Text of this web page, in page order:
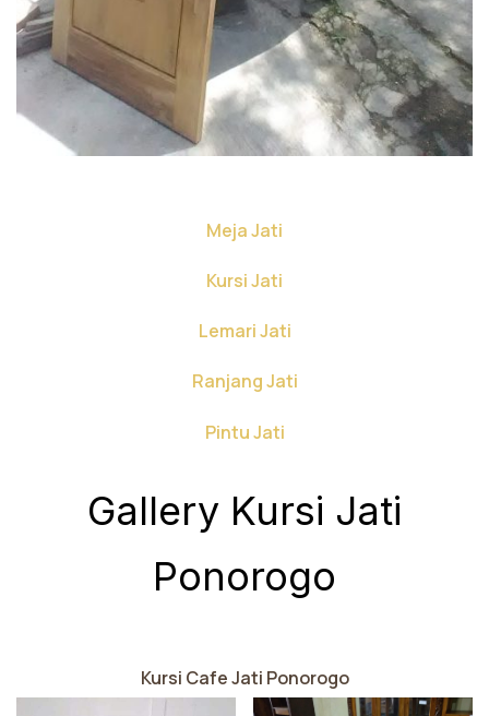
Meja Jati
Kursi Jati
Lemari Jati
Ranjang Jati
Pintu Jati
Gallery Kursi Jati
Ponorogo
Kursi Cafe Jati Ponorogo